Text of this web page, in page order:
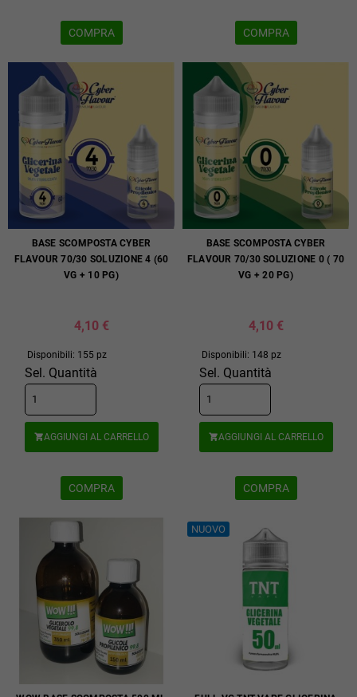
COMPRA COMPRA
BASE SCOMPOSTA CYBER
FLAVOUR 70/30 SOLUZIONE 4 (60
VG + 10 PG)
4,10 €
Disponibili: 155 pz
Sel. Quantità
AGGIUNGI AL CARRELLO
COMPRA
BASE SCOMPOSTA CYBER
FLAVOUR 70/30 SOLUZIONE 0 ( 70
VG + 20 PG)
4,10 €
Disponibili: 148 pz
Sel. Quantità
AGGIUNGI AL CARRELLO
COMPRA
NUOVO